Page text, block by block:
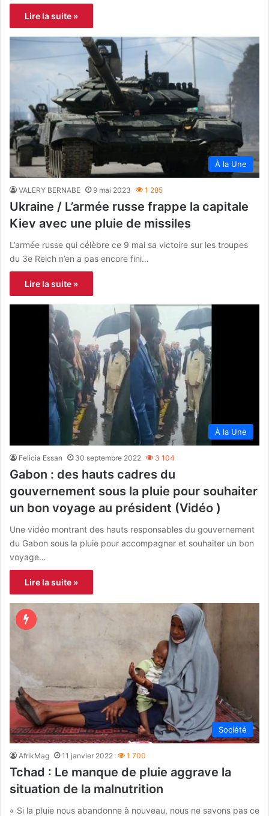
Lire la suite »
À la Une
VALERY BERNABE 9 mai 2023 1 285
Ukraine / L’armée russe frappe la capitale
Kiev avec une pluie de missiles
L’armée russe qui célèbre ce 9 mai sa victoire sur les troupes
du 3e Reich n’en a pas encore fini…
Lire la suite »
À la Une
Felicia Essan 30 septembre 2022 3 104
Gabon : des hauts cadres du
gouvernement sous la pluie pour souhaiter
un bon voyage au président (Vidéo )
Une vidéo montrant des hauts responsables du gouvernement
du Gabon sous la pluie pour accompagner et souhaiter un bon
voyage…
Lire la suite »
Société
AfrikMag 11 janvier 2022 1 700
Tchad : Le manque de pluie aggrave la
situation de la malnutrition
« Si la pluie nous abandonne à nouveau, nous ne savons pas ce